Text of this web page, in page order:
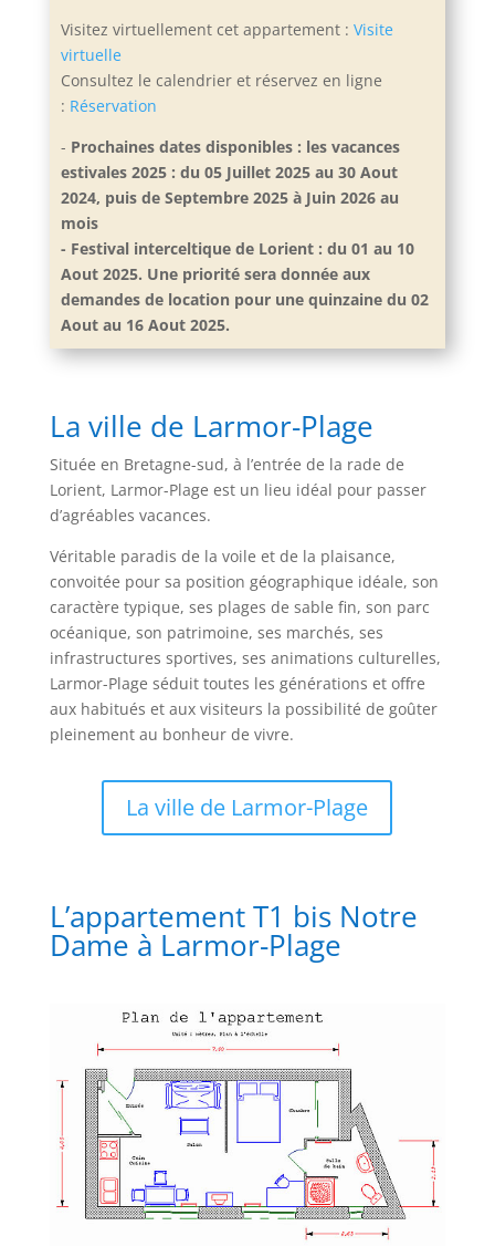
Visitez virtuellement cet appartement : Visite
virtuelle
Consultez le calendrier et réservez en ligne
: Réservation
- Prochaines dates disponibles : les vacances
estivales 2025 : du 05 Juillet 2025 au 30 Aout
2024, puis de Septembre 2025 à Juin 2026 au
mois
- Festival interceltique de Lorient : du 01 au 10
Aout 2025. Une priorité sera donnée aux
demandes de location pour une quinzaine du 02
Aout au 16 Aout 2025.
La ville de Larmor-Plage
Située en Bretagne-sud, à l’entrée de la rade de
Lorient, Larmor-Plage est un lieu idéal pour passer
d’agréables vacances.
Véritable paradis de la voile et de la plaisance,
convoitée pour sa position géographique idéale, son
caractère typique, ses plages de sable fin, son parc
océanique, son patrimoine, ses marchés, ses
infrastructures sportives, ses animations culturelles,
Larmor-Plage séduit toutes les générations et offre
aux habitués et aux visiteurs la possibilité de goûter
pleinement au bonheur de vivre.
La ville de Larmor-Plage
L’appartement T1 bis Notre
Dame à Larmor-Plage